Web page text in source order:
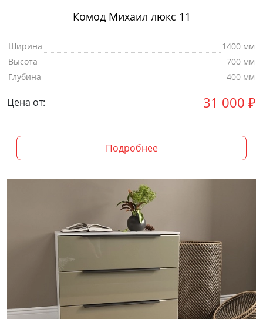
Комод Михаил люкс 11
Ширина
1400 мм
Высота
700 мм
Глубина
400 мм
Цена от: 31 000 ₽
Подробнее